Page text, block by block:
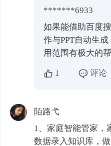
*******6933
如果能借助百度
作与PPT自动生
用范围有极大的帮
1 评论
陌路弋
1、家庭智能管家，
数据录入知识库，